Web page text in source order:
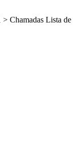
> Chamadas Lista de